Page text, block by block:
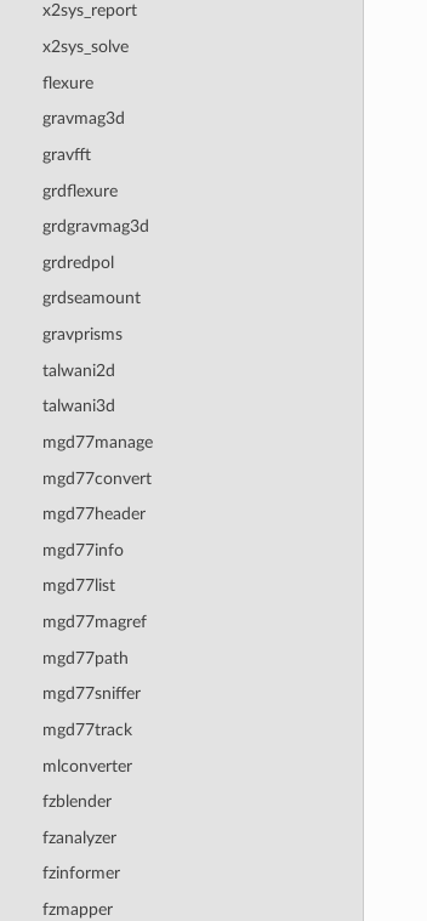
x2sys_report
x2sys_solve
flexure
gravmag3d
gravfft
grdflexure
grdgravmag3d
grdredpol
grdseamount
gravprisms
talwani2d
talwani3d
mgd77manage
mgd77convert
mgd77header
mgd77info
mgd77list
mgd77magref
mgd77path
mgd77sniffer
mgd77track
mlconverter
fzblender
fzanalyzer
fzinformer
fzmapper